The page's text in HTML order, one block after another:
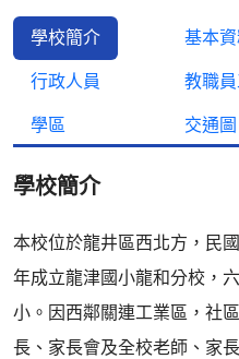
學校簡介 基本
行政人員 教職
學區 交通圖
學校簡介
本校位於龍井區西北方，民
年成立龍津國小龍和分校，
小。因西鄰關連工業區，社
長、家長會及全校老師、家